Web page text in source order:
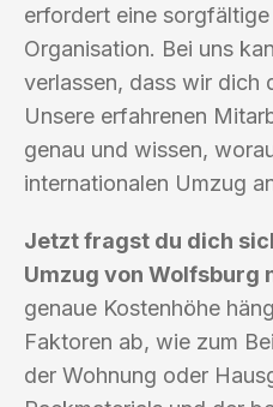
erfordert eine
Organisation. Bei uns
verlassen, dass wir dich
Unsere erfahrenen
genau und wissen,
internationalen Umzug
Jetzt fragst du dich
Umzug von Wolfsburg
genaue Kostenhöhe
Faktoren ab, wie zum
der Wohnung oder